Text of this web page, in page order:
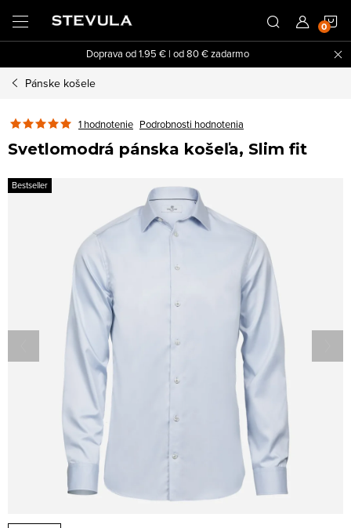
obsah
Doprava od 1.95 € | od 80 € zadarmo
Pánske košele
1 hodnotenie Podrobnosti hodnotenia
Svetlomodrá pánska košeľa, Slim fit
Bestseller